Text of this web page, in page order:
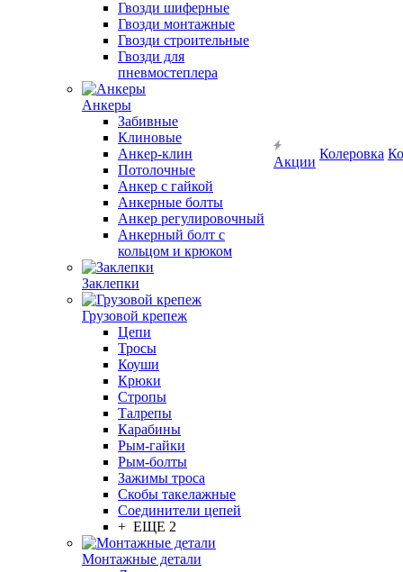
Гвозди шиферные
Гвозди монтажные
Гвозди строительные
Гвозди для
пневмостеплера
Анкеры
Забивные
Клиновые
Анкер-клин
Потолочные
Анкер с гайкой
Анкерные болты
Анкер регулировочный
Анкерный болт с
кольцом и крюком
Заклепки
Грузовой крепеж
Цепи
Тросы
Коуши
Крюки
Стропы
Талрепы
Карабины
Рым-гайки
Рым-болты
Зажимы троса
Скобы такелажные
Соединители цепей
+ ЕЩЕ 2
Монтажные детали
Акции
Колеровка